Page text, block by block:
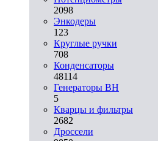
2098
Энкодеры
123
Круглые ручки
708
Конденсаторы
48114
Генераторы ВН
5
Кварцы и фильтры
2682
Дроссели